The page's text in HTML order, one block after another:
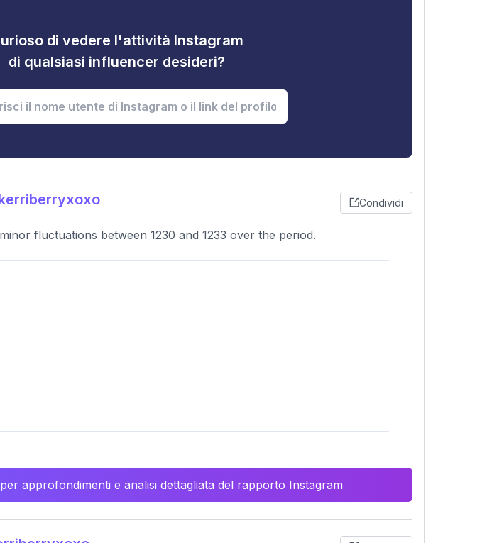
di vedere l'attività Instagram
di qualsiasi influencer desideri?
Condividi
fluctuations between 1230 and 1233 over the period.
approfondimenti e analisi dettagliata del rapporto Instagram